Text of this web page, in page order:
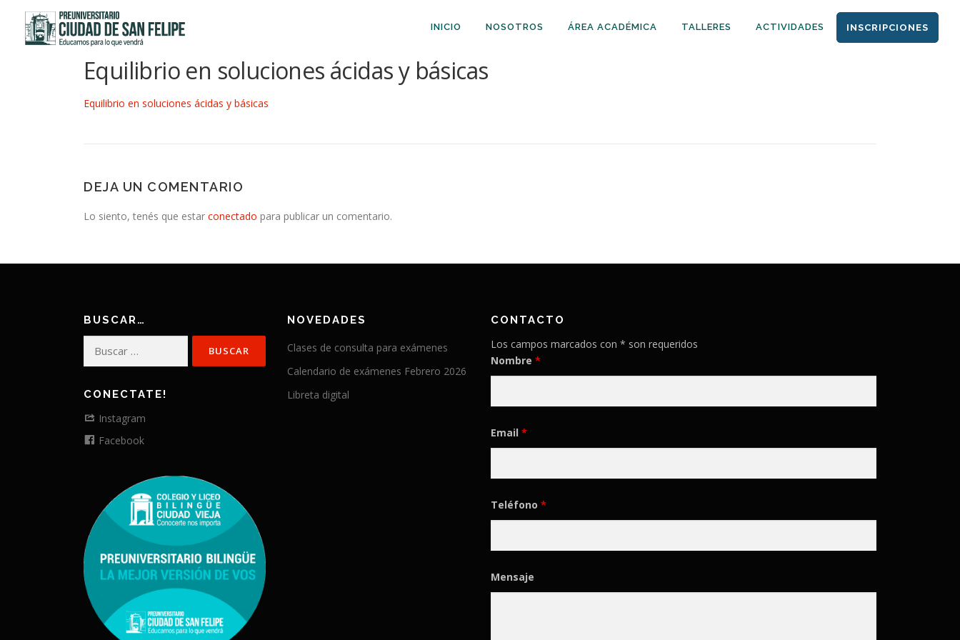
contenido
INICIO NOSOTROS ÁREA ACADÉMICA TALLERES ACTIVIDADES INSCRIPCIONES
Equilibrio en soluciones ácidas y básicas
Equilibrio en soluciones ácidas y básicas
DEJA UN COMENTARIO
Lo siento, tenés que estar conectado para publicar un comentario.
BUSCAR…
CONECTATE!
Instagram
Facebook
NOVEDADES
Clases de consulta para exámenes
Calendario de exámenes Febrero 2026
Libreta digital
CONTACTO
Los campos marcados con * son requeridos
Nombre *
Email *
Teléfono *
Mensaje